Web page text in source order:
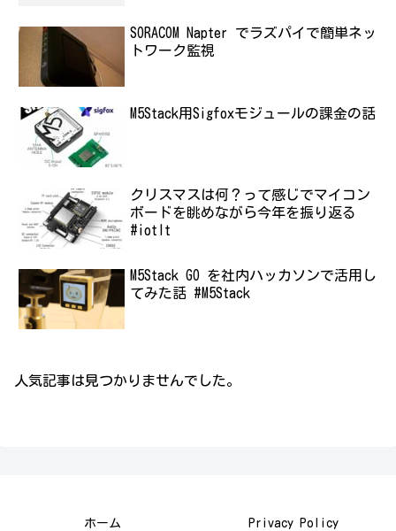
SORACOM Napter でラズパイで簡単ネッ
トワーク監視
M5Stack用Sigfoxモジュールの課金の話
クリスマスは何？って感じでマイコン
ボードを眺めながら今年を振り返る
#iotlt
M5Stack GO を社内ハッカソンで活用し
てみた話 #M5Stack
人気記事は見つかりませんでした。
ホーム Privacy Policy